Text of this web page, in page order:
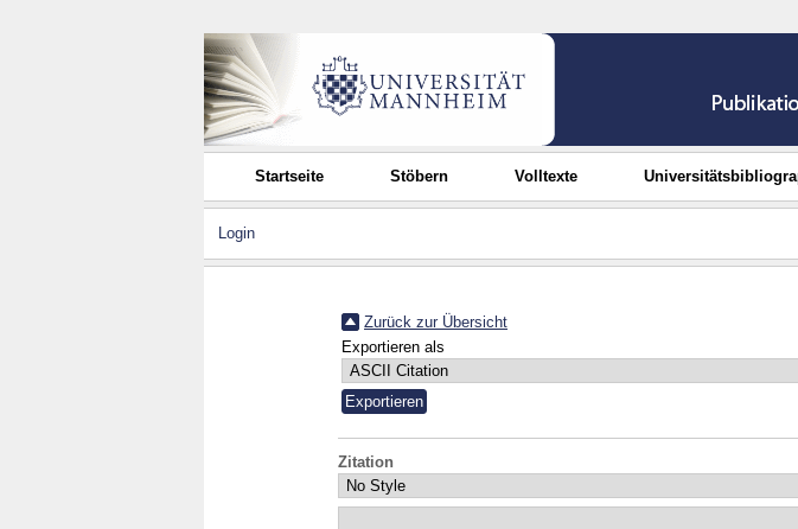
Startseite Stöbern Volltexte
Login
Zurück zur Übersicht
Exportieren als
Zitation